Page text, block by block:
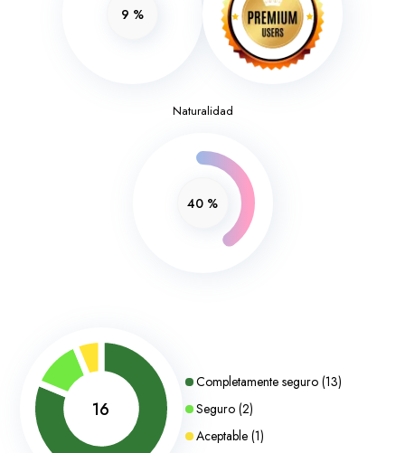
9 %
Naturalidad
40 %
16
Completamente seguro(13)
Seguro(2)
Aceptable(1)